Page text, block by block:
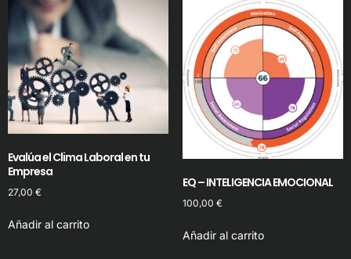
Evalúa el Clima Laboral en tu
Empresa
27,00 €
Añadir al carrito
EQ – INTELIGENCIA EMOCIONAL
100,00 €
Añadir al carrito